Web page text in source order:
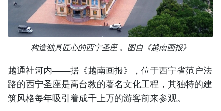
构造独具匠心的西宁圣座 。图自《越南画报》
越通社河内——据《越南画报》，位于西宁省范户法
路的西宁圣座是高台教的著名文化工程，其独特的建
筑风格每年吸引着成千上万的游客前来参观。